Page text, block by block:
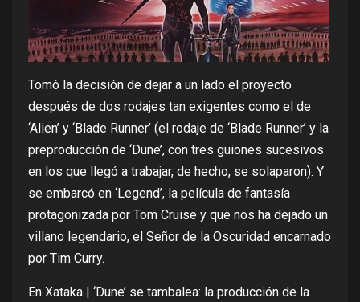
Tomó la decisión de dejar a un lado el proyecto
después de dos rodajes tan exigentes como el de
‘Alien’ y ‘Blade Runner’ (el rodaje de ‘Blade Runner’ y la
preproducción de ‘Dune’, con tres guiones sucesivos
en los que llegó a trabajar, de hecho, se solaparon). Y
se embarcó en ‘Legend’, la película de fantasía
protagonizada por Tom Cruise y que nos ha dejado un
villano legendario, el Señor de la Oscuridad encarnado
por Tim Curry.
En Xataka | ‘Dune’ se tambalea: la producción de la